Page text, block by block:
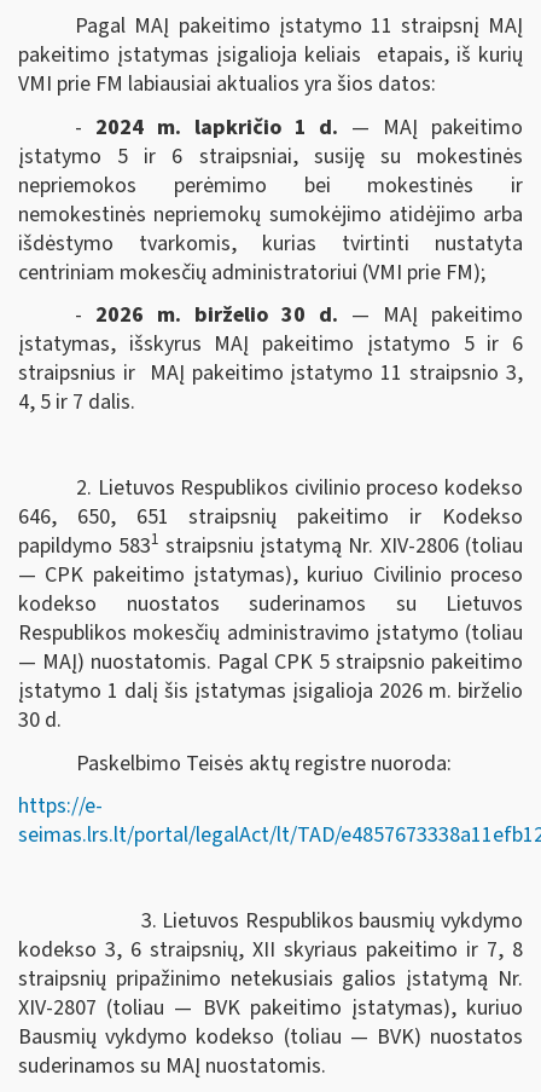
Pagal MAĮ pakeitimo įstatymo 11 straipsnį MAĮ
pakeitimo įstatymas įsigalioja keliais etapais, iš kurių
VMI prie FM labiausiai aktualios yra šios datos:
- 2024 m. lapkričio 1 d. — MAĮ pakeitimo
įstatymo 5 ir 6 straipsniai, susiję su mokestinės
nepriemokos perėmimo bei mokestinės ir
nemokestinės nepriemokų sumokėjimo atidėjimo arba
išdėstymo tvarkomis, kurias tvirtinti nustatyta
centriniam mokesčių administratoriui (VMI prie FM);
- 2026 m. birželio 30 d. — MAĮ pakeitimo
įstatymas, išskyrus MAĮ pakeitimo įstatymo 5 ir 6
straipsnius ir MAĮ pakeitimo įstatymo 11 straipsnio 3,
4, 5 ir 7 dalis.
2. Lietuvos Respublikos civilinio proceso kodekso
646, 650, 651 straipsnių pakeitimo ir Kodekso
papildymo 5831 straipsniu įstatymą Nr. XIV-2806 (toliau
— CPK pakeitimo įstatymas), kuriuo Civilinio proceso
kodekso nuostatos suderinamos su Lietuvos
Respublikos mokesčių administravimo įstatymo (toliau
— MAĮ) nuostatomis. Pagal CPK 5 straipsnio pakeitimo
įstatymo 1 dalį šis įstatymas įsigalioja 2026 m. birželio
30 d.
Paskelbimo Teisės aktų registre nuoroda:
https://e-
seimas.lrs.lt/portal/legalAct/lt/TAD/
3. Lietuvos Respublikos bausmių vykdymo
kodekso 3, 6 straipsnių, XII skyriaus pakeitimo ir 7, 8
straipsnių pripažinimo netekusiais galios įstatymą Nr.
XIV-2807 (toliau — BVK pakeitimo įstatymas), kuriuo
Bausmių vykdymo kodekso (toliau — BVK) nuostatos
suderinamos su MAĮ nuostatomis.